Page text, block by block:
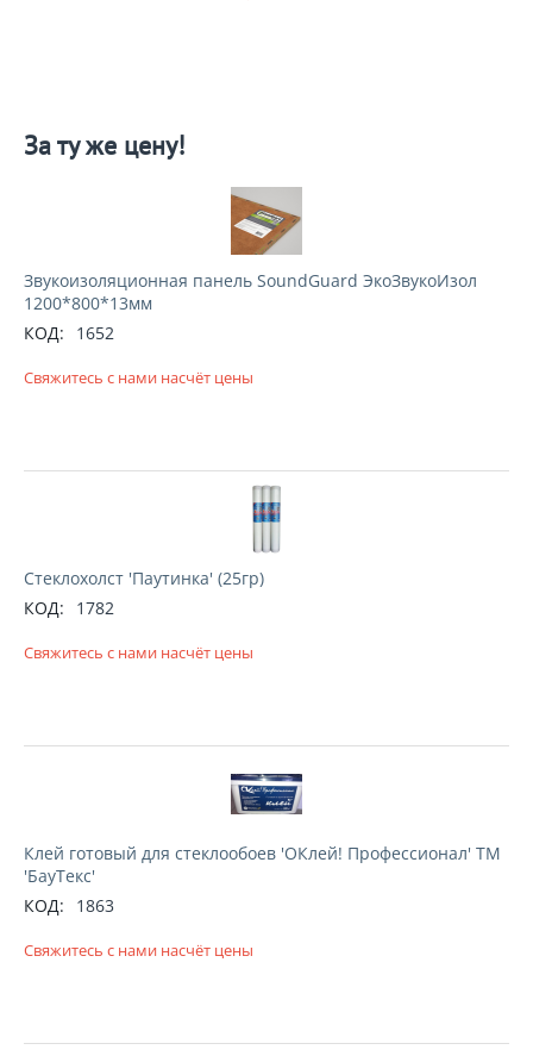
За ту же цену!
Звукоизоляционная панель SoundGuard ЭкоЗвукоИзол
1200*800*13мм
КОД:
1652
Свяжитесь с нами насчёт цены
Стеклохолст 'Паутинка' (25гр)
КОД:
1782
Свяжитесь с нами насчёт цены
Клей готовый для стеклообоев 'ОКлей! Профессионал' ТМ
'БауТекс'
КОД:
1863
Свяжитесь с нами насчёт цены